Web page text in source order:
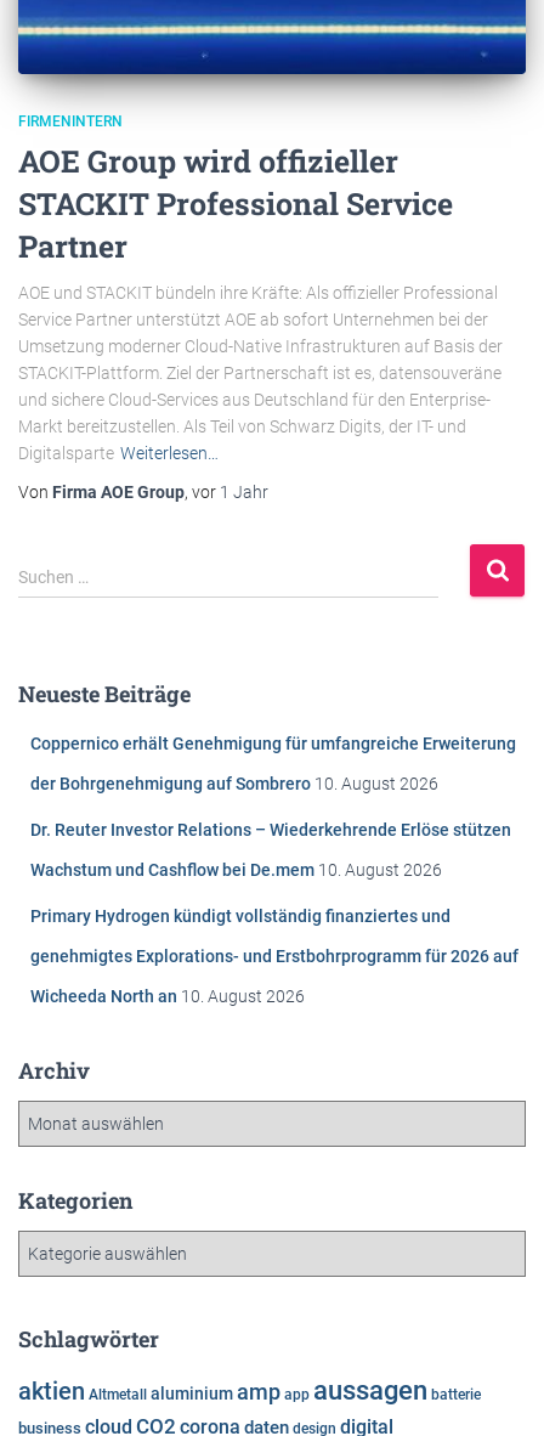
FIRMENINTERN
AOE Group wird offizieller
STACKIT Professional Service
Partner
AOE und STACKIT bündeln ihre Kräfte: Als offizieller Professional
Service Partner unterstützt AOE ab sofort Unternehmen bei der
Umsetzung moderner Cloud-Native Infrastrukturen auf Basis der
STACKIT-Plattform. Ziel der Partnerschaft ist es, datensouveräne
und sichere Cloud-Services aus Deutschland für den Enterprise-
Markt bereitzustellen. Als Teil von Schwarz Digits, der IT- und
Digitalsparte Weiterlesen…
Von Firma AOE Group, vor 1 Jahr
S
u
n
Suchen …
Neueste Beiträge
Coppernico erhält Genehmigung für umfangreiche Erweiterung
der Bohrgenehmigung auf Sombrero 10. August 2026
Dr. Reuter Investor Relations – Wiederkehrende Erlöse stützen
Wachstum und Cashflow bei De.mem 10. August 2026
Primary Hydrogen kündigt vollständig finanziertes und
genehmigtes Explorations- und Erstbohrprogramm für 2026 auf
Wicheeda North an 10. August 2026
Archiv
h
Kategorien
g
r
i
Schlagwörter
aktien Altmetall aluminiumamp app aussagen batterie
business cloud CO2 corona daten design digital